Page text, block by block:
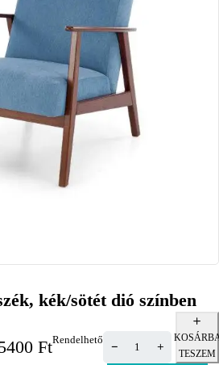
kék/sötét dió színben
FtRendelhető
TESZEM